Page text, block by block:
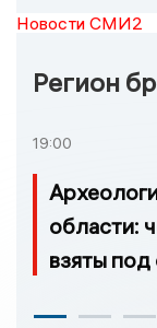
Новости СМИ2
Регион
19:00
области:
взяты под